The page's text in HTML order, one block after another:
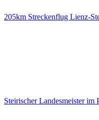
205km Streckenflug Lienz-
Steirischer Landesmeister im